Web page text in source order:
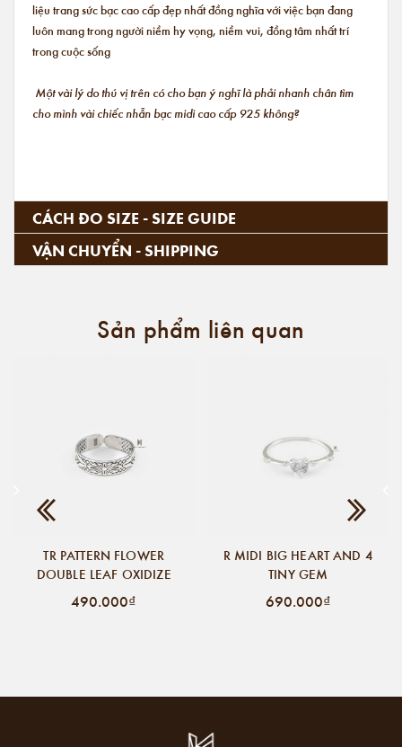
liệu trang sức bạc cao cấp đẹp nhất đồng nghĩa với việc bạn đang
luôn mang trong người niềm hy vọng, niềm vui, đồng tâm nhất trí
trong cuộc sống
Một vài lý do thú vị trên có cho bạn ý nghĩ là phải nhanh chân tìm
cho mình vài chiếc nhẫn bạc midi cao cấp 925 không?
CÁCH ĐO SIZE - SIZE GUIDE
VẬN CHUYỂN - SHIPPING
Sản phẩm liên quan
TR PATTERN FLOWER
DOUBLE LEAF OXIDIZE
490.000₫
R MIDI BIG HEART AND 4
TINY GEM
690.000₫